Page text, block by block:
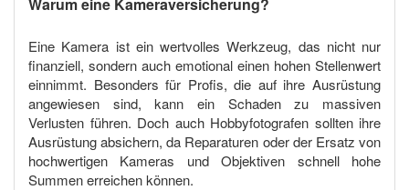
Eine Kamera ist ein wertvolles Werkzeug, das nicht nur
finanziell, sondern auch emotional einen hohen Stellenwert
einnimmt. Besonders für Profis, die auf ihre Ausrüstung
angewiesen sind, kann ein Schaden zu massiven
Verlusten führen. Doch auch Hobbyfotografen sollten ihre
Ausrüstung absichern, da Reparaturen oder der Ersatz von
hochwertigen Kameras und Objektiven schnell hohe
Summen erreichen können.